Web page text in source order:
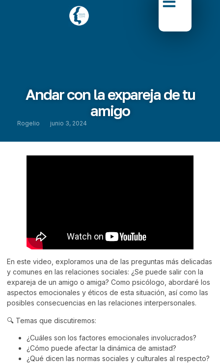
Andar con la expareja de tu
amigo
Rogelio junio 3, 2024
En este video, exploramos una de las preguntas más delicadas
y comunes en las relaciones sociales: ¿Se puede salir con la
expareja de un amigo o amiga? Como psicólogo, abordaré los
aspectos emocionales y éticos de esta situación, así como las
posibles consecuencias en las relaciones interpersonales.
🔍 Temas que discutiremos:
¿Cuáles son los factores emocionales involucrados?
¿Cómo puede afectar la dinámica de amistad?
¿Qué dicen las normas sociales y culturales al respecto?